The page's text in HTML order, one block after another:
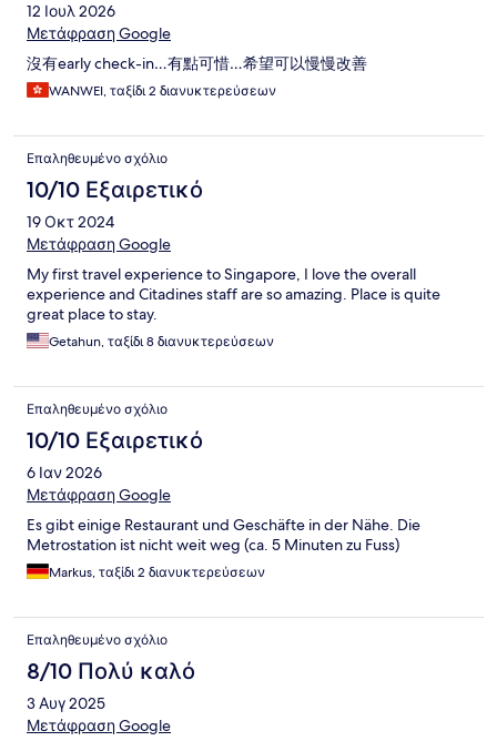
12 Ιουλ 2026
Μετάφραση Google
沒有early check-in…有點可惜…希望可以慢慢改善
WANWEI, ταξίδι 2 διανυκτερεύσεων
Επαληθευμένο σχόλιο
10/10 Εξαιρετικό
19 Οκτ 2024
Μετάφραση Google
My first travel experience to Singapore, I love the overall
experience and Citadines staff are so amazing. Place is quite
great place to stay.
Getahun, ταξίδι 8 διανυκτερεύσεων
Επαληθευμένο σχόλιο
10/10 Εξαιρετικό
6 Ιαν 2026
Μετάφραση Google
Es gibt einige Restaurant und Geschäfte in der Nähe. Die
Metrostation ist nicht weit weg (ca. 5 Minuten zu Fuss)
Markus, ταξίδι 2 διανυκτερεύσεων
Επαληθευμένο σχόλιο
8/10 Πολύ καλό
3 Αυγ 2025
Μετάφραση Google